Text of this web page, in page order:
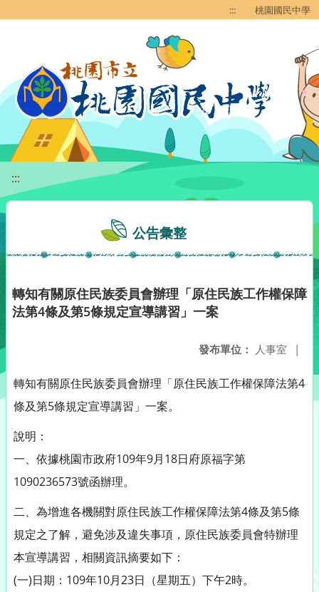
::: 桃園國民中學
:::
公告彙整
轉知有關原住民族委員會辦理「原住民族工作權保障
法第4條及第5條規定宣導講習」一案
發布單位： 人事室 |
轉知有關原住民族委員會辦理「原住民族工作權保障法第4
條及第5條規定宣導講習」一案。
說明：
一、依據桃園市政府109年9月18日府原福字第
1090236573號函辦理。
二、為增進各機關對原住民族工作權保障法第4條及第5條
規定之了解，避免涉及違失事項，原住民族委員會特辦理
本宣導講習，相關資訊摘要如下：
(一)日期：109年10月23日（星期五）下午2時。